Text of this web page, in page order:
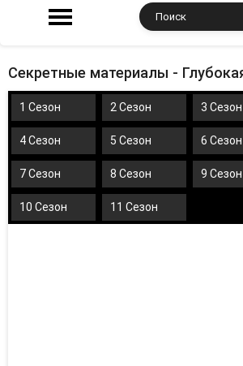
Секретные материалы -
1 Сезон 2 Сезон 3 Сезон
4 Сезон 5 Сезон 6 Сезон
7 Сезон 8 Сезон 9 Сезон
10 Сезон 11 Сезон